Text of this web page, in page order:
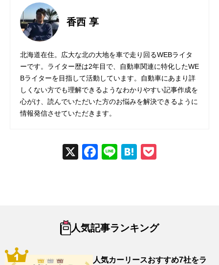
香西 享
北海道在住。広大な北の大地を車で走り回るWEBライタ
ーです。ライター歴は2年目で、自動車関連に特化したWE
Bライターを目指して活動しています。自動車にあまり詳
しくない方でも理解できるようなわかりやすい記事作成を
心がけ、読んでいただいた方のお悩みを解決できるように
情報発信させていただきます。
X
Fac
Line
Hat
人気記事ランキング
人気カーリースおすすめ7社をラ